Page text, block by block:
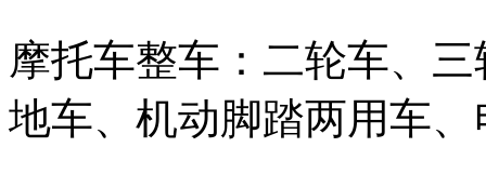
摩托车整车：二轮车、
地车、机动脚踏两用车